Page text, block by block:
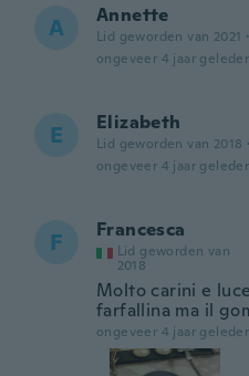
A Annette
Lid geworden van 2021 ·
ongeveer 4 jaar
E Elizabeth
Lid geworden van 2018 ·
ongeveer 4 jaar
F Francesca
Lid geworden van
2018
Molto carini e
farfallina ma il
ongeveer 4 jaar